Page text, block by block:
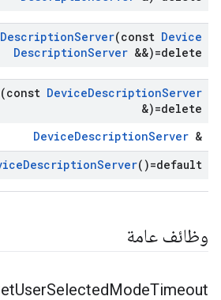
DescriptionServer(const Device
DescriptionServer &&)=delete
(const DeviceDescriptionServer
&)=delete
DeviceDescriptionServer &
DescriptionServer()=default
وظائف عامة
UserSelectedModeTimeout